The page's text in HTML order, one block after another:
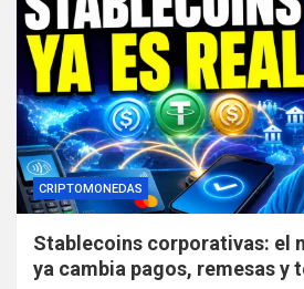
CRIPTOMONEDAS
Stablecoins corporativas: el
ya cambia pagos, remesas y